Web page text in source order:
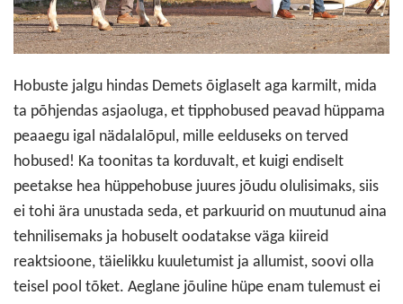
Hobuste jalgu hindas Demets õiglaselt aga karmilt, mida
ta põhjendas asjaoluga, et tipphobused peavad hüppama
peaaegu igal nädalalõpul, mille eelduseks on terved
hobused! Ka toonitas ta korduvalt, et kuigi endiselt
peetakse hea hüppehobuse juures jõudu olulisimaks, siis
ei tohi ära unustada seda, et parkuurid on muutunud aina
tehnilisemaks ja hobuselt oodatakse väga kiireid
reaktsioone, täielikku kuuletumist ja allumist, soovi olla
teisel pool tõket. Aeglane jõuline hüpe enam tulemust ei